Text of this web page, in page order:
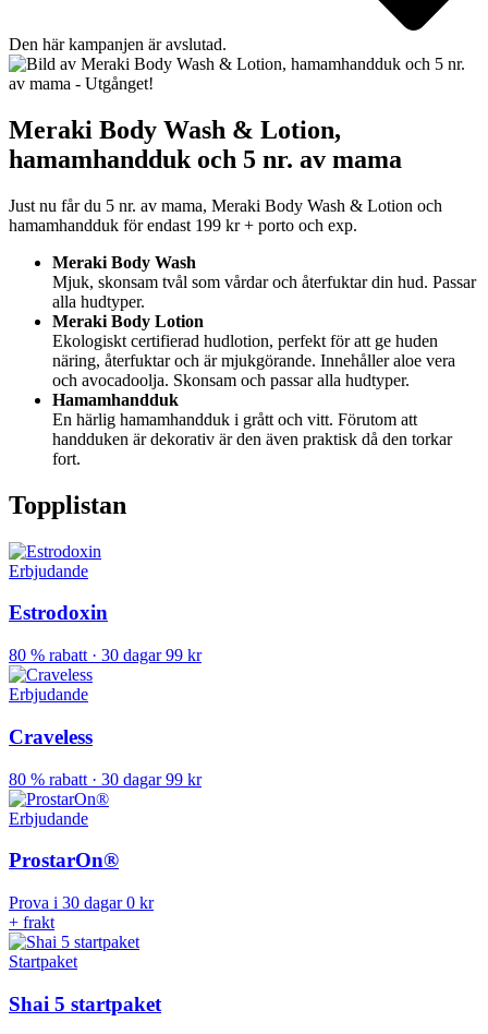
Den här kampanjen är avslutad.
Meraki Body Wash & Lotion,
hamamhandduk och 5 nr. av mama
Just nu får du 5 nr. av mama, Meraki Body Wash & Lotion och
hamamhandduk för endast 199 kr + porto och exp.
Meraki Body Wash
Mjuk, skonsam tvål som vårdar och återfuktar din hud. Passar
alla hudtyper.
Meraki Body Lotion
Ekologiskt certifierad hudlotion, perfekt för att ge huden
näring, återfuktar och är mjukgörande. Innehåller aloe vera
och avocadoolja. Skonsam och passar alla hudtyper.
Hamamhandduk
En härlig hamamhandduk i grått och vitt. Förutom att
handduken är dekorativ är den även praktisk då den torkar
fort.
Topplistan
Erbjudande
Estrodoxin
80 % rabatt · 30 dagar 99 kr
Erbjudande
Craveless
80 % rabatt · 30 dagar 99 kr
Erbjudande
ProstarOn®
Prova i 30 dagar 0 kr
+ frakt
Startpaket
Shai 5 startpaket